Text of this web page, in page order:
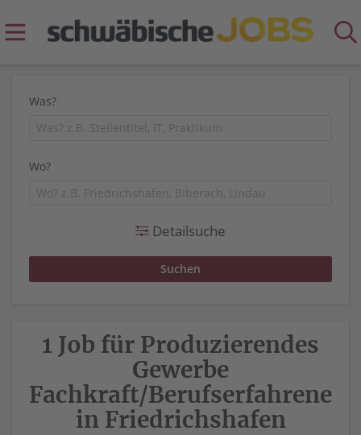
Was?
Wo?
Detailsuche
1 Job für Produzierendes
Gewerbe
Fachkraft/Berufserfahrene
in Friedrichshafen